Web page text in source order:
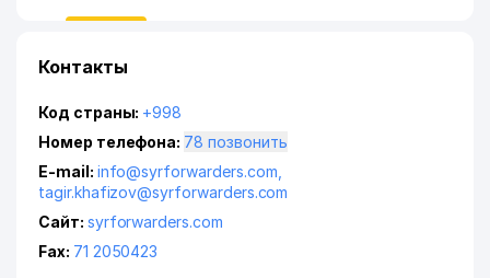
Контакты
Код страны: +998
Номер телефона:
78 позвонить
E-mail: info@syrforwarders.com
tagir.khafizov@syrforwarders.com
Сайт: syrforwarders.com
Fax: 71 2050423